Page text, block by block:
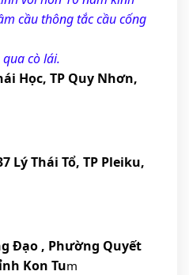
cầu thông tắc cầu cống
cò lái.
Học, TP Quy Nhơn,
Lý Thái Tổ, TP Pleiku,
Đạo , Phường Quyết
Kon Tum